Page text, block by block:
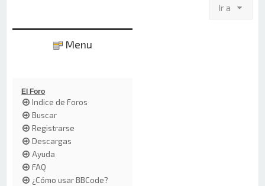
Ir a
Menu
El Foro
Indice de Foros
Buscar
Registrarse
Descargas
Ayuda
FAQ
¿Cómo usar BBCode?